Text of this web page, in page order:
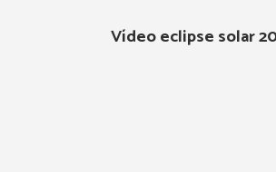
Vídeo eclipse solar